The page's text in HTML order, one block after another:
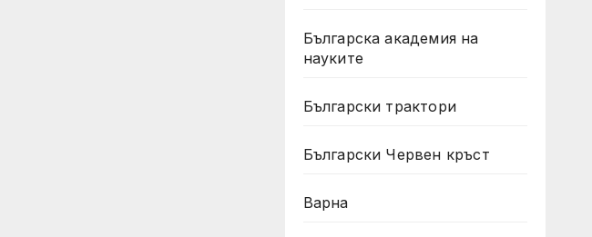
Българска академия на
науките
Български трактори
Български Червен кръст
Варна